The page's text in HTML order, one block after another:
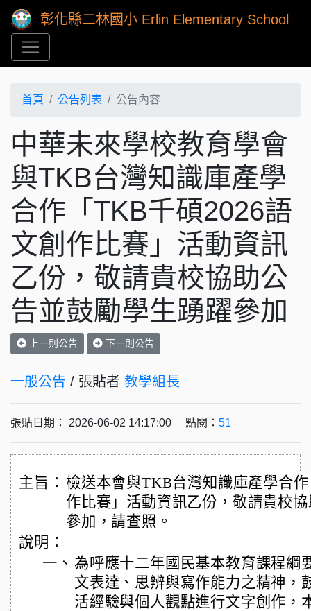
彰化縣二林國小 Erlin Elementary School
首頁 公告列表 公告內容
中華未來學校教育學會
與TKB台灣知識庫產學
合作「TKB千碩2026語
文創作比賽」活動資訊
乙份，敬請貴校協助公
告並鼓勵學生踴躍參加
上一則公告 下一則公告
一般公告 / 張貼者 教學組長
張貼日期： 2026-06-02 14:17:00 點閱： 51
主旨： 檢送本會與TKB台灣知識庫產學合
作比賽」活動資訊乙份，敬請貴校
參加，請查照。
說明：
一、 為呼應十二年國民基本教育課程綱
文表達、思辨與寫作能力之精神，
活經驗與個人觀點進行文字創作，